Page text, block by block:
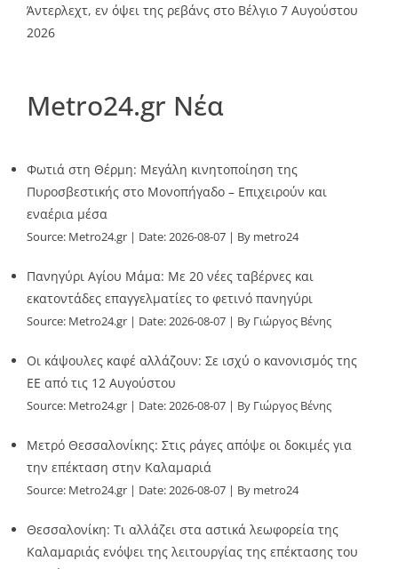
Άντερλεχτ, εν όψει της ρεβάνς στο Βέλγιο 7 Αυγούστου
2026
Metro24.gr Νέα
Φωτιά στη Θέρμη: Μεγάλη κινητοποίηση της
Πυροσβεστικής στο Μονοπήγαδο – Επιχειρούν και
εναέρια μέσα
Source: Metro24.gr Date: 2026-08-07 By metro24
Πανηγύρι Αγίου Μάμα: Με 20 νέες ταβέρνες και
εκατοντάδες επαγγελματίες το φετινό πανηγύρι
Source: Metro24.gr Date: 2026-08-07 By Γιώργος Βένης
Οι κάψουλες καφέ αλλάζουν: Σε ισχύ ο κανονισμός της
ΕΕ από τις 12 Αυγούστου
Source: Metro24.gr Date: 2026-08-07 By Γιώργος Βένης
Μετρό Θεσσαλονίκης: Στις ράγες απόψε οι δοκιμές για
την επέκταση στην Καλαμαριά
Source: Metro24.gr Date: 2026-08-07 By metro24
Θεσσαλονίκη: Τι αλλάζει στα αστικά λεωφορεία της
Καλαμαριάς ενόψει της λειτουργίας της επέκτασης του